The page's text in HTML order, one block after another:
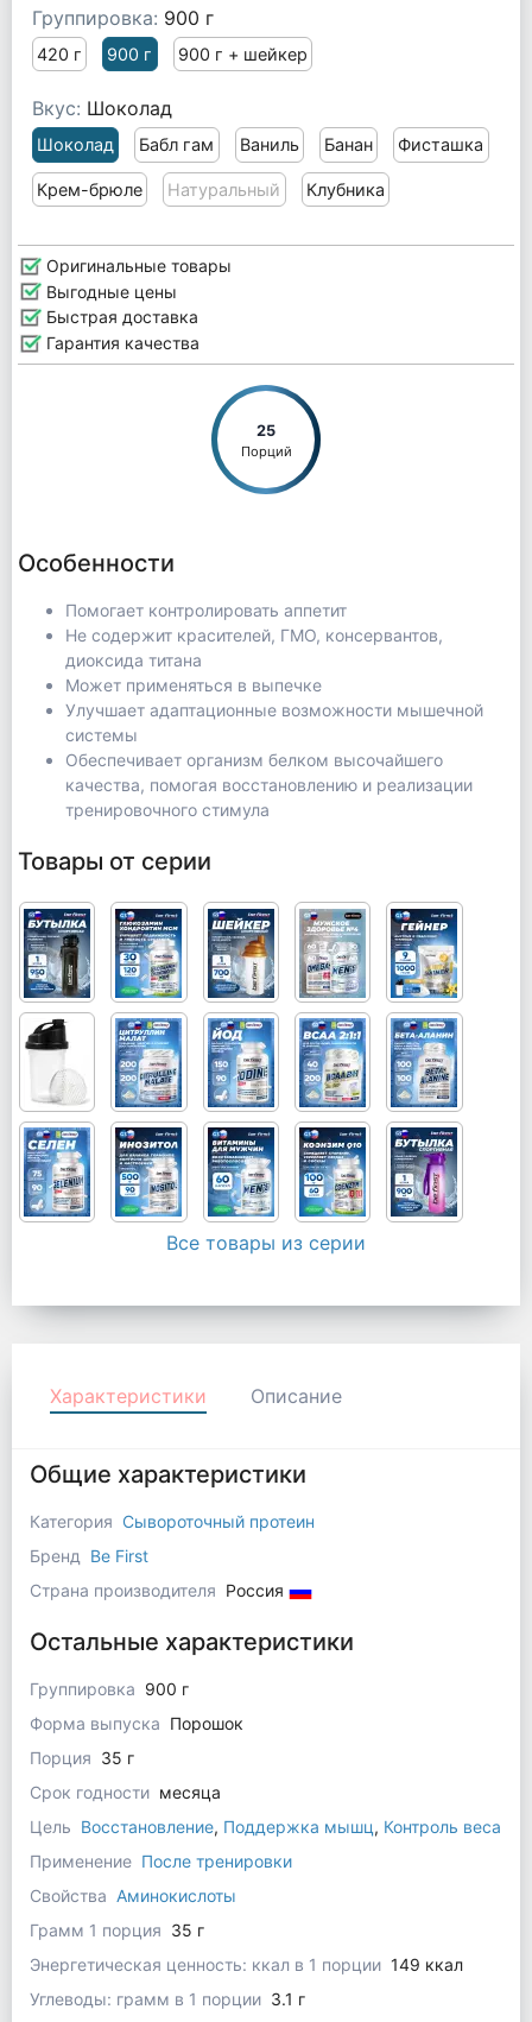
Группировка: 900 г
420 г 900 г 900 г + шейкер
Вкус: Шоколад
Шоколад Бабл гам Ваниль Банан Фисташка
Крем-брюле Натуральный Клубника
Оригинальные товары
Выгодные цены
Быстрая доставка
Гарантия качества
25
Порций
Особенности
Помогает контролировать аппетит
Не содержит красителей, ГМО, консервантов,
диоксида титана
Может применяться в выпечке
Улучшает адаптационные возможности мышечной
системы
Обеспечивает организм белком высочайшего
качества, помогая восстановлению и реализации
тренировочного стимула
Товары от серии
Все товары из серии
Характеристики Описание
Общие характеристики
Категория Сывороточный протеин
Бренд
Be First
Страна производителя Россия
Остальные характеристики
Группировка 900 г
Форма выпуска Порошок
Порция 35 г
Срок годности месяца
Цель Восстановление, Поддержка мышц, Контроль веса
Применение После тренировки
Свойства Аминокислоты
Грамм 1 порция 35 г
Энергетическая ценность: ккал в 1 порции 149 ккал
Углеводы: грамм в 1 порции 3.1 г